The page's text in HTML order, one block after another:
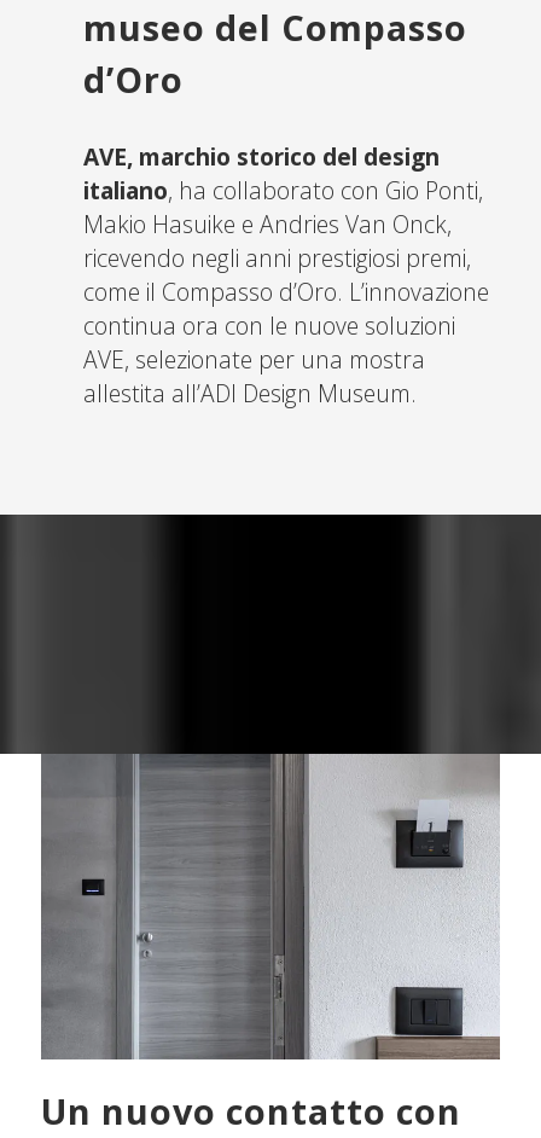
museo del Compasso
d’Oro
AVE, marchio storico del design
italiano, ha collaborato con Gio Ponti,
Makio Hasuike e Andries Van Onck,
ricevendo negli anni prestigiosi premi,
come il Compasso d’Oro. L’innovazione
continua ora con le nuove soluzioni
AVE, selezionate per una mostra
allestita all’ADI Design Museum.
Un nuovo contatto con